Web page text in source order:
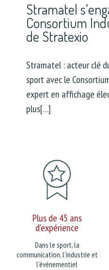
Stramatel
Consortium
de Stratexio
Stramatel : acteur clé
sport avec le
expert en affichage
plus[…]
Plus de 45 ans
d'expérience
Dans le sport, la
communication, l'industrie et
l'événementiel